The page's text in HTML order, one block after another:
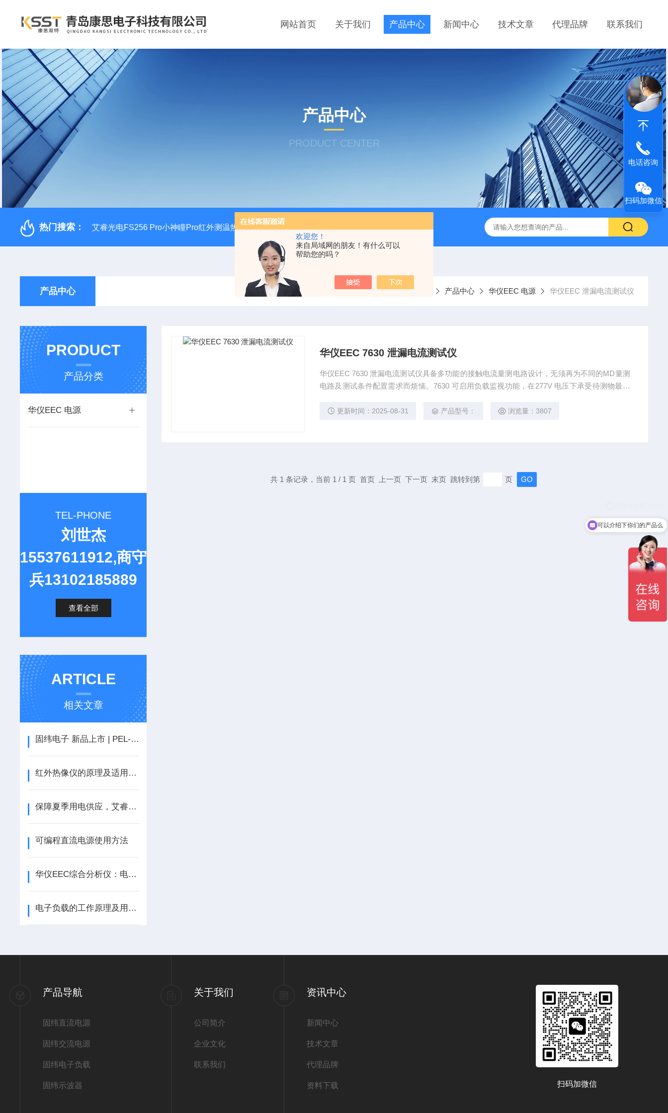
欢迎您！
来自局域网的朋友！有什么可以
帮助您的吗？
网站首页 关于我们 产品中心 新闻中心 技术文章 代理品牌 联系我们
产品中心
PRODUCT CENTER
热门搜索： 艾睿光电FS256 Pro小神瞳Pro红外测温热像仪 固纬 AFG-2225 双通道任意波信号发生器 APS-7050E 交流电源 固纬 GSP-730 频谱分析仪 艾睿光电
产品中心 当前位置： 产品中心 华仪EEC 电源 华仪EEC 泄漏电流测试仪
PRODUCT
产品分类
华仪EEC 电源
TEL-PHONE
刘世杰
15537611912,商守
兵13102185889
查看全部
ARTICLE
相关文章
固纬电子 新品上市 | PEL-2000B系列可编程直流电子负载
红外热像仪的原理及适用介绍
保障夏季用电供应，艾睿红外热像仪助力电力巡检维护
可编程直流电源使用方法
华仪EEC综合分析仪：电力系统“全科医生”，一站式诊断运行隐患
电子负载的工作原理及用途作用
华仪EEC 7630 泄漏电流测试仪
华仪EEC 7630 泄漏电流测试仪具备多功能的接触电流量测电路设计，无须再为不同的MD量测
电路及测试条件配置需求而烦恼。7630 可启用负载监视功能，在277V 电压下承受待测物最高
自动化测试。
更新时间：2025-08-31 产品型号： 浏览量：3807
共 1 条记录，当前 1 / 1 页 首页 上一页 下一页 末页 跳转到第 页
产品导航
固纬直流电源
固纬交流电源
固纬电子负载
固纬示波器
关于我们
公司简介
企业文化
联系我们
资讯中心
新闻中心
技术文章
代理品牌
资料下载 扫码加微信
电话咨询
扫码加微信
可以介绍下你们的产品么